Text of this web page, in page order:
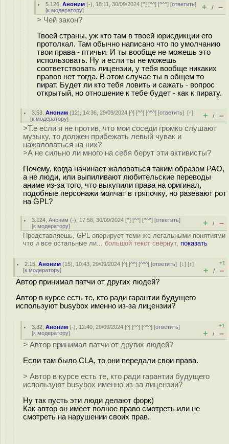
5.126 ,Аноним (-), 18:11, 30/09/2024 [^] [^^] [^^^] [ответить]
[к модератору] + / –
> Чей закон?
Твоей страны, уж кто там в твоей юрисдикции его
протолкал. Там обычно написано что по умолчанию
твои права - птичьи. И ты вообще не можешь это
использовать. Ну и если ты не можешь
соответствовать лицензии, у тебя вообще никаких
правов нет тогда. В этом случае ты в общем то
пират. Будет ли кто тебя ловить и сажать - вопрос
открытый, но отношение к тебе будет - как к пирату.
3.53 ,Аноним (12), 14:36, 29/09/2024 [^] [^^] [^^^] [ответить][↑]
[к модератору] + / –
>Т.е если я не против, что мои соседи громко слушают
музыку, то должен прибежать левый чувак и
нажаловаться на них?
>А не сильно ли много на себя берут эти активисты?
Почему, когда начинает жаловаться таким образом РАО,
а не люди, или выпиливают любительские переводы
аниме из-за того, что выкупили права на оригинал,
подобные персонажи молчат в тряпочку, но разевают рот
на GPL?
3.124 ,Аноним (-), 17:58, 30/09/2024 [^] [^^] [^^^] [ответить]
[к модератору] + / –
Представляешь, GPL оперирует теми же легальными понятиями
что и все остальные ли... большой текст свёрнут, показать
2.15 ,Аноним (15), 10:43, 29/09/2024 [^] [^^] [^^^] [ответить][↓] [↑]
[к модератору]
+1
+ / –
Автор принимал патчи от других людей?
Автор в курсе есть те, кто ради гарантии будущего
используют busybox именно из-за лицензии?
3.32 ,Аноним (-), 12:40, 29/09/2024 [^] [^^] [^^^] [ответить]
[к модератору]
+1
+ / –
> Автор принимал патчи от других людей?
Если там было CLA, то они передали свои права.
> Автор в курсе есть те, кто ради гарантии будущего
используют busybox именно из-за лицензии?
Ну так пусть эти люди делают форк)
Как автор он имеет полное право смотреть или не
смотреть на нарушении своих прав.